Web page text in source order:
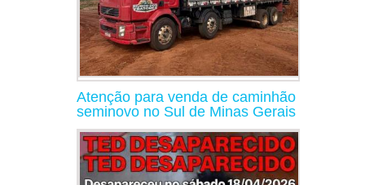
Atenção para venda de caminhão
seminovo no Sul de Minas Gerais